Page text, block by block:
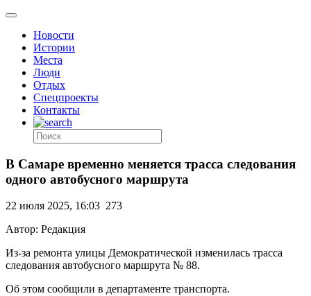
Новости
Истории
Места
Люди
Отдых
Спецпроекты
Контакты
В Самаре временно меняется трасса следования
одного автобусного маршрута
22 июля 2025, 16:03 273
Автор: Редакция
Из-за ремонта улицы Демократической изменилась трасса
следования автобусного маршрута № 88.
Об этом сообщили в департаменте транспорта.